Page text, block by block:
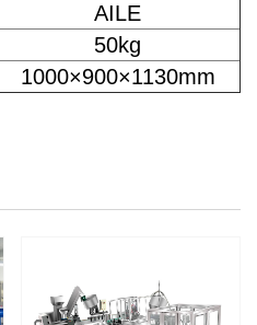
AILE
50kg
1000×900×1130mm